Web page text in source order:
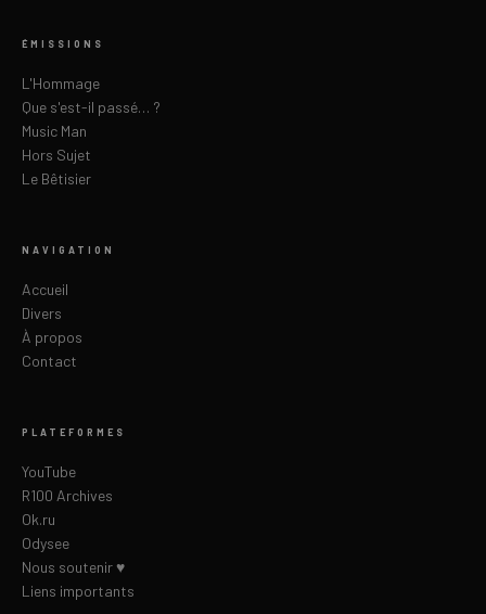
ÉMISSIONS
L'Hommage
Que s'est-il passé… ?
Music Man
Hors Sujet
Le Bêtisier
NAVIGATION
Accueil
Divers
À propos
Contact
PLATEFORMES
YouTube
R100 Archives
Ok.ru
Odysee
Nous soutenir ♥
Liens importants